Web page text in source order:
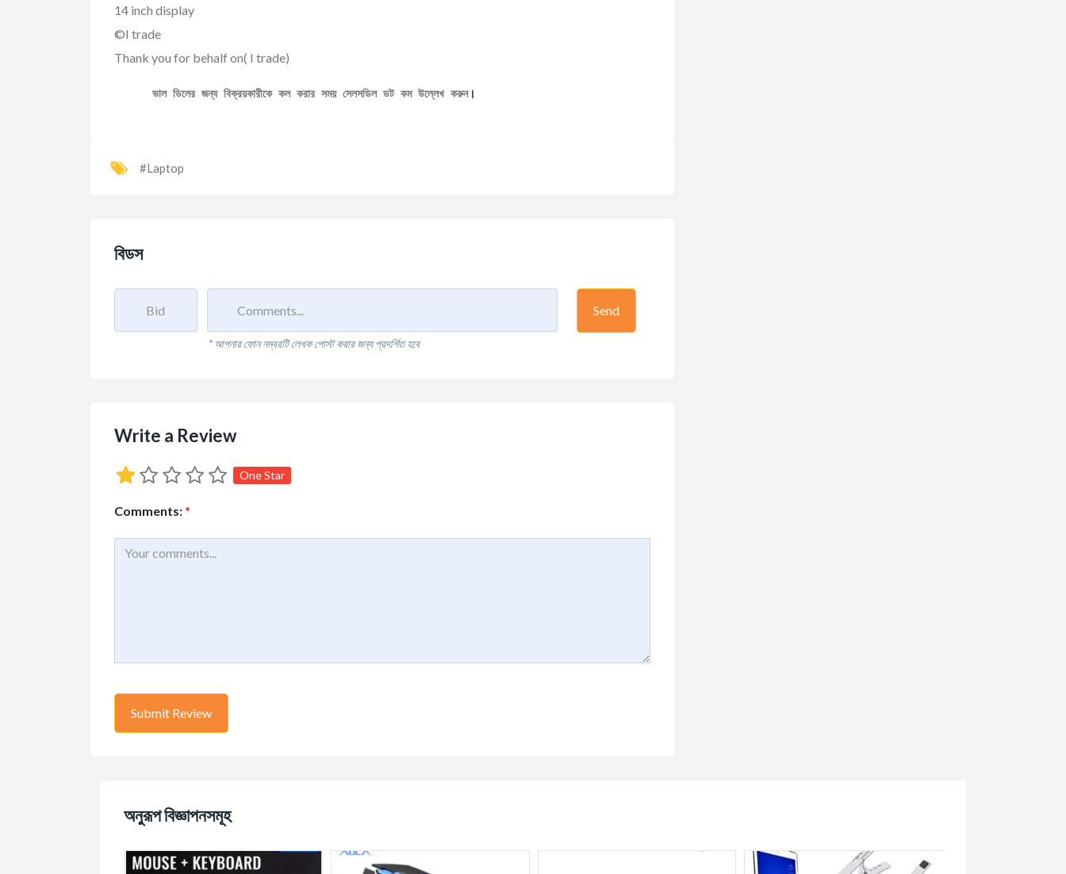
14 inch display
©I trade
Thank you for behalf on( I trade)
ভাল ডিলের জন্য বিক্রয়কারীকে কল করার সময় সেলসডিল ডট কম উল্লেখ করুন।
#Laptop
বিডস
* আপনার ফোন নম্বরটি লেখক পোস্ট করার জন্য প্রদর্শিত হবে
Send
Write a Review
One Star
Comments: *
অনুরূপ বিজ্ঞাপনসমূহ